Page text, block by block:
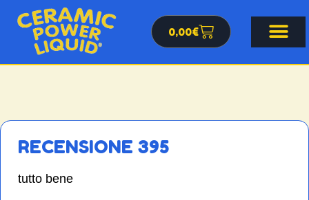
0,00€
RECENSIONE 395
tutto bene